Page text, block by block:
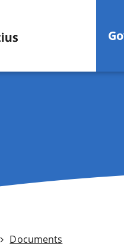
Documents